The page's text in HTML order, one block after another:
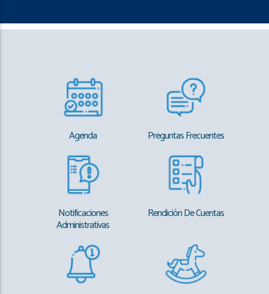
Agenda Preguntas Frecuentes
Notificaciones
Administrativas
Rendición De Cuentas